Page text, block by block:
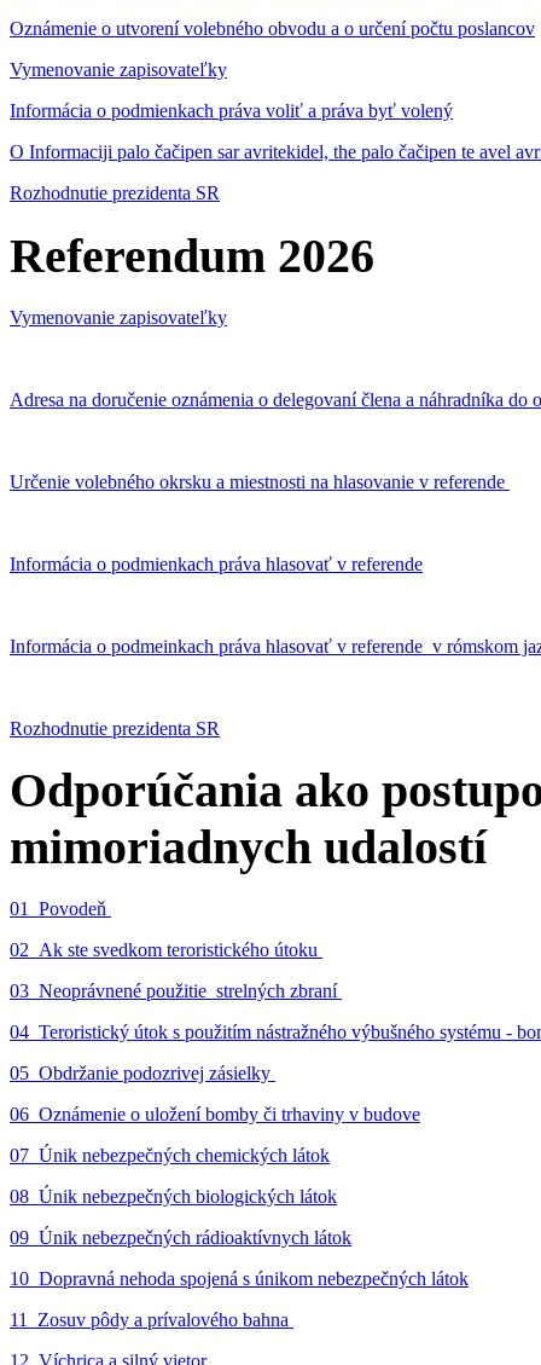
Oznámenie o utvorení volebného obvodu a o určení počtu poslancov
Vymenovanie zapisovateľky
Informácia o podmienkach práva voliť a práva byť volený
O Informaciji palo čačipen sar avritekidel, the palo čačipen te avel
Rozhodnutie prezidenta SR
Referendum 2026
Vymenovanie zapisovateľky
Adresa na doručenie oznámenia o delegovaní člena a náhradníka
Určenie volebného okrsku a miestnosti na hlasovanie v referende
Informácia o podmienkach práva hlasovať v referende
Informácia o podmeinkach práva hlasovať v referende v rómskom
Rozhodnutie prezidenta SR
Odporúčania ako
mimoriadnych udalostí
01_Povodeň
02_Ak ste svedkom teroristického útoku
03_Neoprávnené použitie strelných zbraní
04_Teroristický útok s použitím nástražného výbušného systému -
05_Obdržanie podozrivej zásielky
06_Oznámenie o uložení bomby či trhaviny v budove
07_Únik nebezpečných chemických látok
08_Únik nebezpečných biologických látok
09_Únik nebezpečných rádioaktívnych látok
10_Dopravná nehoda spojená s únikom nebezpečných látok
11_Zosuv pôdy a prívalového bahna
12_Víchrica a silný vietor